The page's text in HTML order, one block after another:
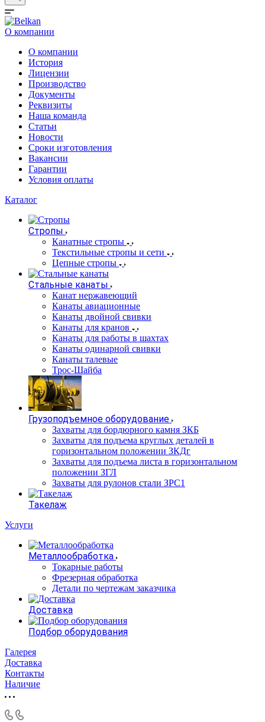
О компании
О компании
История
Лицензии
Производство
Документы
Реквизиты
Наша команда
Статьи
Новости
Сроки изготовления
Вакансии
Гарантии
Условия оплаты
Каталог
Стропы
Канатные стропы
Текстильные стропы и сети
Цепные стропы
Стальные канаты
Канат нержавеющий
Канаты авиационные
Канаты двойной свивки
Канаты для кранов
Канаты для работы в шахтах
Канаты одинарной свивки
Канаты талевые
Трос-Шайба
Грузоподъемное оборудование
Захваты для бордюрного камня ЗКБ
Захваты для подъема круглых деталей в
горизонтальном положении ЗКДг
Захваты для подъема листа в горизонтальном
положении ЗГЛ
Захваты для рулонов стали ЗРС1
Такелаж
Услуги
Металлообработка
Токарные работы
Фрезерная обработка
Детали по чертежам заказчика
Доставка
Подбор оборудования
Галерея
Доставка
Контакты
Наличие